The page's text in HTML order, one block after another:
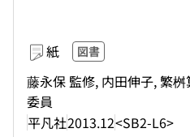
紙 図書
藤永保 監修, 内田伸子, 繁
委員
平凡社2013.12<SB2-L6>